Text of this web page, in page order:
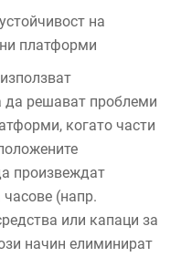
на
платформи
да решават проблеми
когато части
произвеждат
(напр.
или капаци за
начин елиминират